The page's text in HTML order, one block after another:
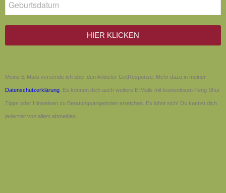
HIER KLICKEN
Meine E-Mails versende ich über den Anbieter GetResponse. Mehr dazu in meiner
Datenschutzerklärung . Es können dich auch weitere E-Mails mit kostenlosen Feng Shui
Tipps oder Hinweisen zu Beratungsangeboten erreichen. Es lohnt sich! Du kannst dich
jederzeit von allem abmelden.